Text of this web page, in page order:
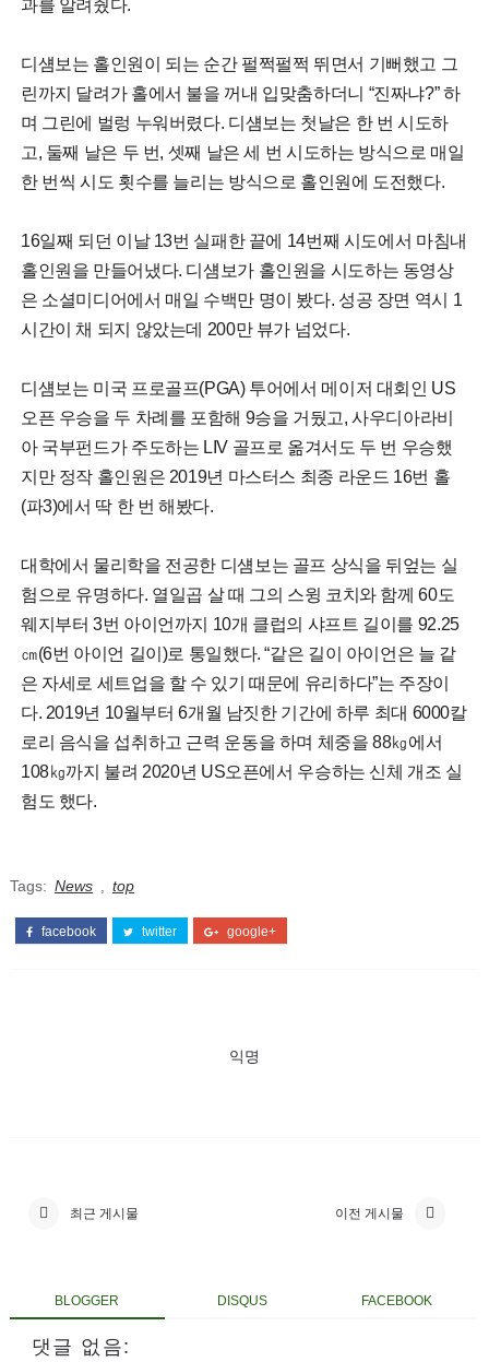
과를 알려줬다.
디섐보는 홀인원이 되는 순간 펄쩍펄쩍 뛰면서 기뻐했고 그
린까지 달려가 홀에서 불을 꺼내 입맞춤하더니 “진짜냐?” 하
며 그린에 벌렁 누워버렸다. 디섐보는 첫날은 한 번 시도하
고, 둘째 날은 두 번, 셋째 날은 세 번 시도하는 방식으로 매일
한 번씩 시도 횟수를 늘리는 방식으로 홀인원에 도전했다.
16일째 되던 이날 13번 실패한 끝에 14번째 시도에서 마침내
홀인원을 만들어냈다. 디섐보가 홀인원을 시도하는 동영상
은 소셜미디어에서 매일 수백만 명이 봤다. 성공 장면 역시 1
시간이 채 되지 않았는데 200만 뷰가 넘었다.
디섐보는 미국 프로골프(PGA) 투어에서 메이저 대회인 US
오픈 우승을 두 차례를 포함해 9승을 거뒀고, 사우디아라비
아 국부펀드가 주도하는 LIV 골프로 옮겨서도 두 번 우승했
지만 정작 홀인원은 2019년 마스터스 최종 라운드 16번 홀
(파3)에서 딱 한 번 해봤다.
대학에서 물리학을 전공한 디섐보는 골프 상식을 뒤엎는 실
험으로 유명하다. 열일곱 살 때 그의 스윙 코치와 함께 60도
웨지부터 3번 아이언까지 10개 클럽의 샤프트 길이를 92.25
㎝(6번 아이언 길이)로 통일했다. “같은 길이 아이언은 늘 같
은 자세로 세트업을 할 수 있기 때문에 유리하다”는 주장이
다. 2019년 10월부터 6개월 남짓한 기간에 하루 최대 6000칼
로리 음식을 섭취하고 근력 운동을 하며 체중을 88㎏에서
108㎏까지 불려 2020년 US오픈에서 우승하는 신체 개조 실
험도 했다.
Tags: News top
facebook twitter google+
익명
최근 게시물 이전 게시물
BLOGGER DISQUS FACEBOOK
댓글 없음: